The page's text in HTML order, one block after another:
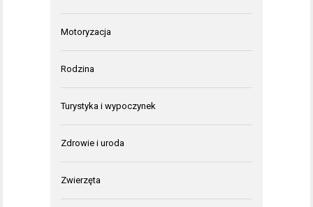
Motoryzacja
Rodzina
Turystyka i wypoczynek
Zdrowie i uroda
Zwierzęta